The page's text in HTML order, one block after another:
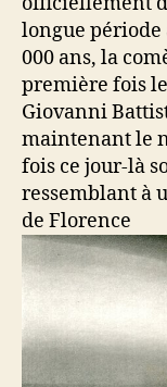
longue période
000 ans, la
première fois
Giovanni
maintenant le
fois ce jour-là
ressemblant à
de Florence